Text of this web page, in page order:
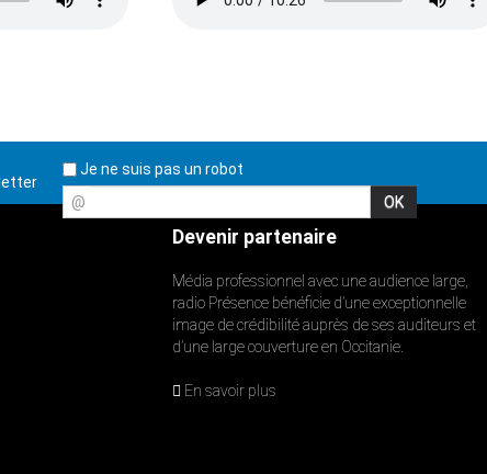
Je ne suis pas un robot
@
Devenir partenaire
Média professionnel avec une audience large,
radio Présence bénéficie d’une exceptionnelle
image de crédibilité auprès de ses auditeurs et
d’une large couverture en Occitanie.
En savoir plus